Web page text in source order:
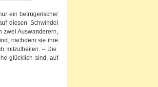
ein betrügerischer
diesen Schwindel
zwei Auswanderern,
nachdem sie ihre
mitzutheilen. – Die
glücklich sind, auf